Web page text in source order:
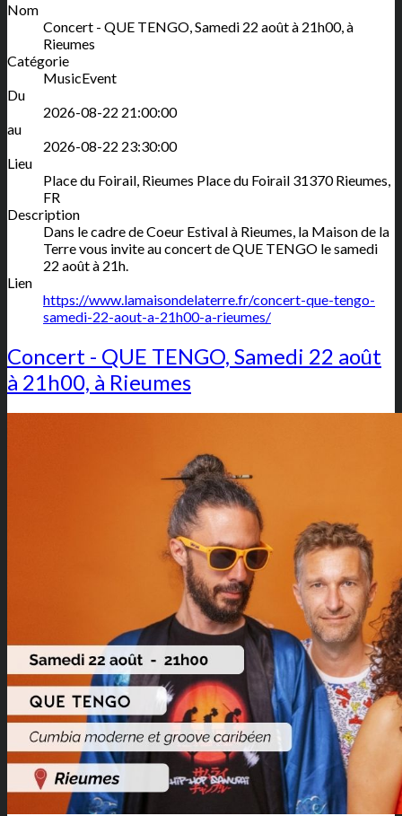
Nom
Concert - QUE TENGO, Samedi 22 août à 21h00, à
Rieumes
Catégorie
MusicEvent
Du
2026-08-22 21:00:00
au
2026-08-22 23:30:00
Lieu
Place du Foirail, Rieumes Place du Foirail 31370 Rieumes,
FR
Description
Dans le cadre de Coeur Estival à Rieumes, la Maison de la
Terre vous invite au concert de QUE TENGO le samedi
22 août à 21h.
Lien
https://www.lamaisondelaterre.fr/concert-que-tengo-
samedi-22-aout-a-21h00-a-rieumes/
Concert - QUE TENGO, Samedi 22 août
à 21h00, à Rieumes